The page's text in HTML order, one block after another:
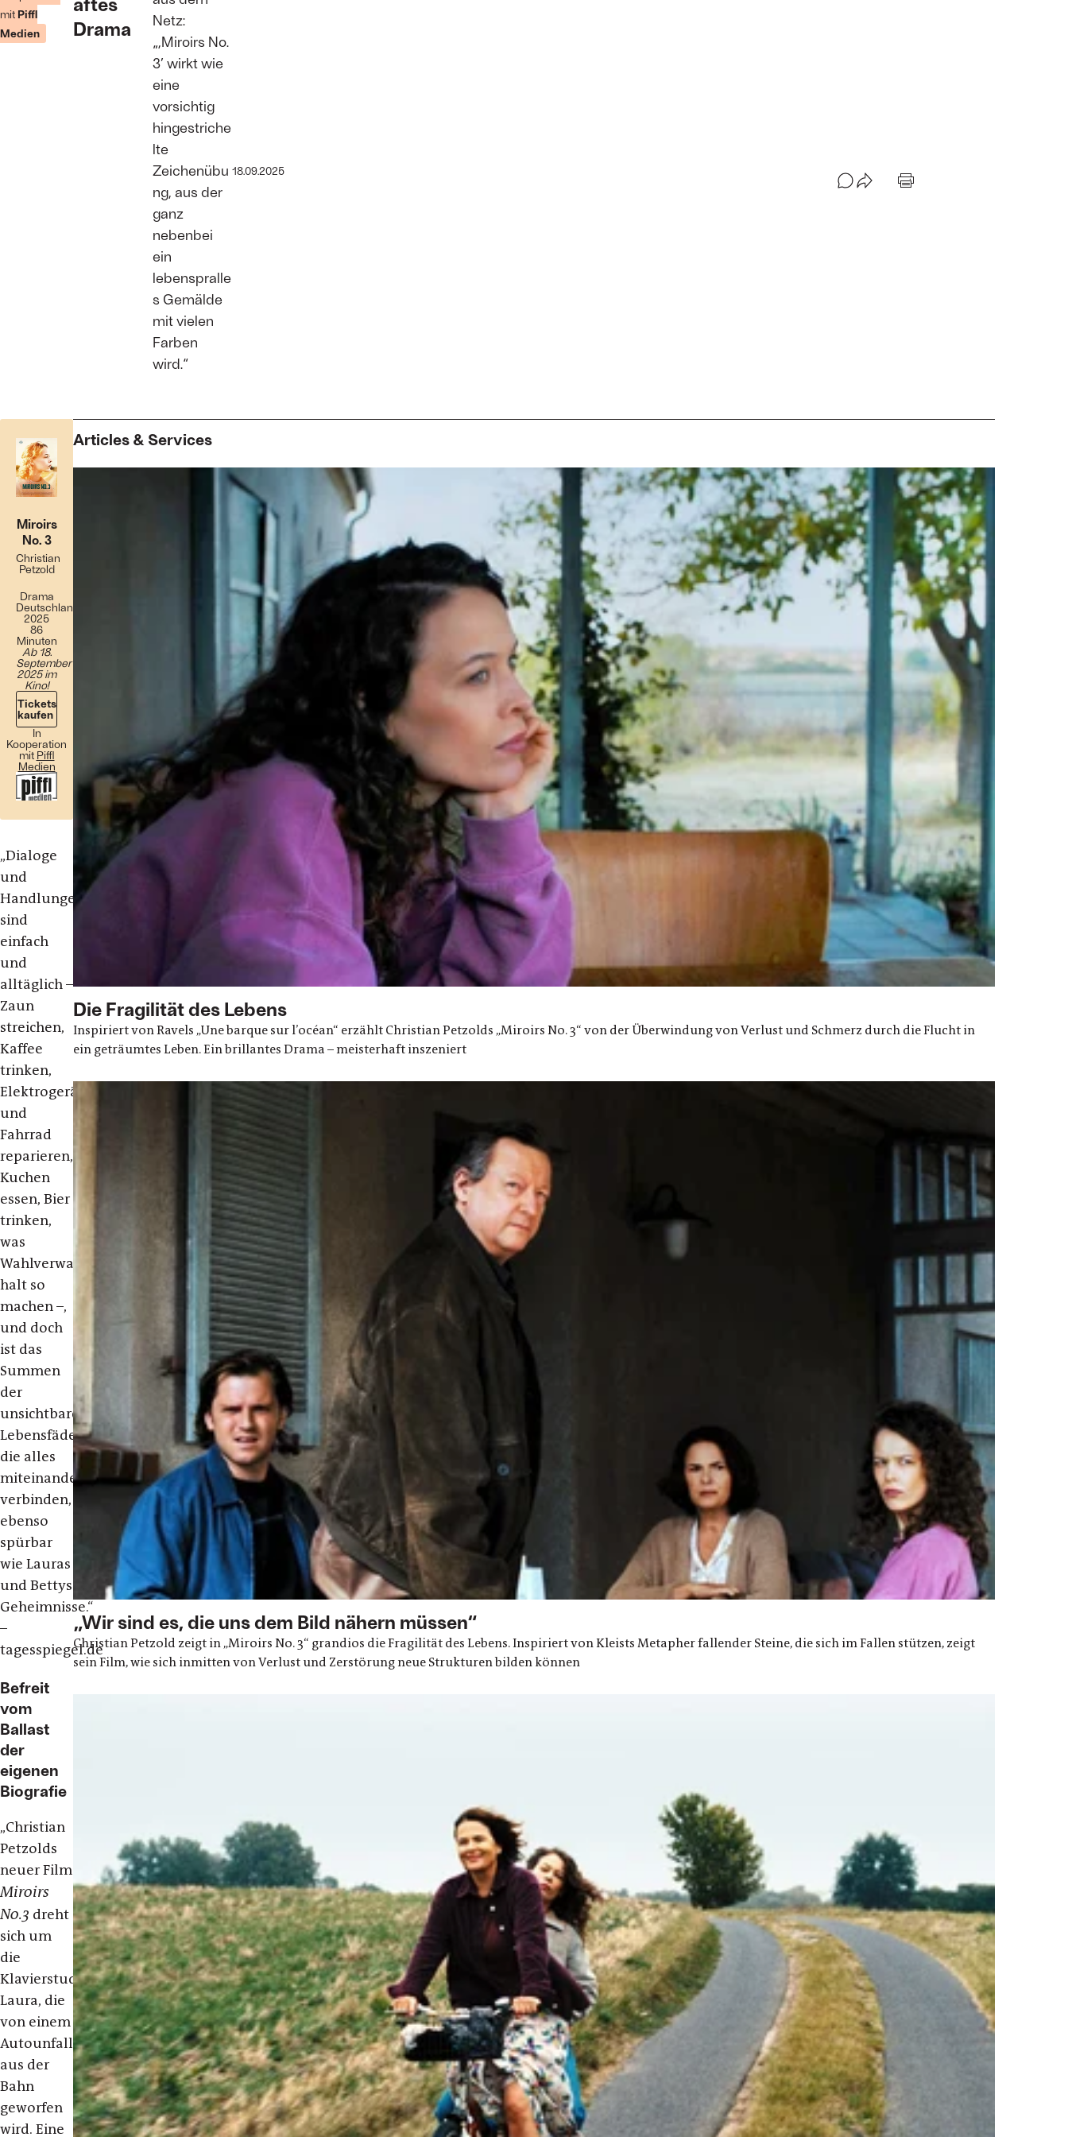
mit Piffl
Medien
Drama
Netz:
„,Miroirs No.
3’ wirkt wie
eine
vorsichtig
hingestriche
lte
Zeichenübu
ng, aus der
ganz
nebenbei
ein
lebenspralle
s Gemälde
mit vielen
Farben
wird.“
18.09.2025
Miroirs
No. 3
Christian
Petzold
Drama
Deutschland
2025
86
Minuten
Ab 18.
September
2025 im
Kino!
Tickets
kaufen
In
Kooperation
mit Piffl
Medien
„Dialoge
und
Handlungen
sind
einfach
und
alltäglich –
Zaun
streichen,
Kaffee
trinken,
Elektrogeräte
und
Fahrrad
reparieren,
Kuchen
essen, Bier
trinken,
was
Wahlverwandte
halt so
machen –,
und doch
ist das
Summen
der
unsichtbaren
Lebensfäden,
die alles
miteinander
verbinden,
ebenso
spürbar
wie Lauras
und Bettys
Geheimnisse.“
–
tagesspiegel.de
Befreit
vom
Ballast
der
eigenen
Biografie
„Christian
Petzolds
neuer Film
Miroirs
No.3 dreht
sich um
die
Klavierstudentin
Laura, die
von einem
Autounfall
aus der
Bahn
geworfen
wird. Eine
Articles & Services
Die Fragilität des Lebens
Inspiriert von Ravels „Une barque sur l’océan“ erzählt Christian Petzolds „Miroirs No. 3“ von der Überwindung von Verlust und Schmerz durch die Flucht in
ein geträumtes Leben. Ein brillantes Drama – meisterhaft inszeniert
„Wir sind es, die uns dem Bild nähern müssen“
Christian Petzold zeigt in „Miroirs No. 3“ grandios die Fragilität des Lebens. Inspiriert von Kleists Metapher fallender Steine, die sich im Fallen stützen, zeigt
sein Film, wie sich inmitten von Verlust und Zerstörung neue Strukturen bilden können